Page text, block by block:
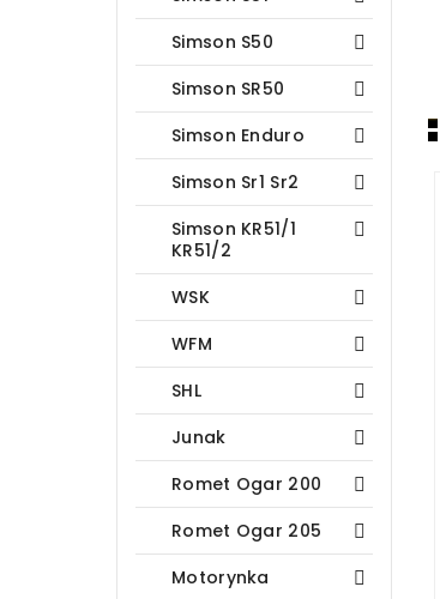

Simson S50

Simson SR50

Simson Enduro

Simson Sr1 Sr2

Simson KR51/1
KR51/2

WSK

WFM

SHL

Junak

Romet Ogar 200

Romet Ogar 205

Motorynka